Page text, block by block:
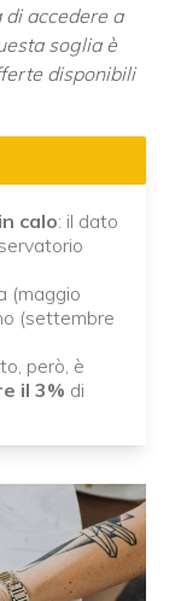
accedere a
soglia è
disponibili
calo: il dato
(maggio
(settembre
però, è
il 3% di